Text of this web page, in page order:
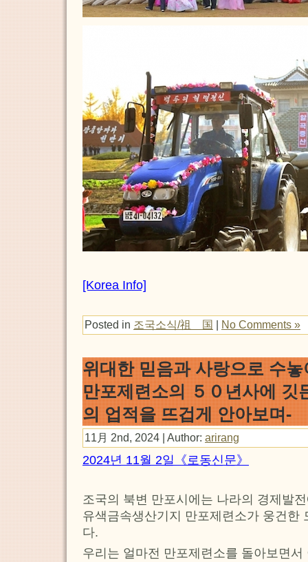
[Korea Info]
Posted in 조국소식/祖 国 | No Comments »
위대한 믿음과 사랑으로 수
만포제련소의 ５０년사에 깃
의 업적을 뜨겁게 안아보며-
11月 2nd, 2024 | Author: arirang
2024년 11월 2일《로동신문》
조국의 북변 만포시에는 나라의 경제발
유색금속생산기지 만포제련소가 웅건한
다.
우리는 얼마전 만포제련소를 돌아보면